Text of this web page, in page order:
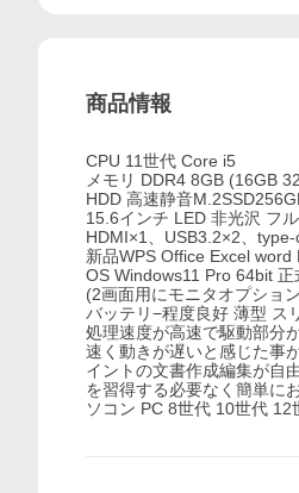
商品情報
CPU 11世代 Core i5
メモリ DDR4 8GB (16GB
HDD 高速静音
15.6インチ LED 非光沢 フ
HDMI×1、USB3.2×2、
新品WPS Office Excel word
OS Windows11 Pro 64bit 正
(2画面用にモニタオプショ
バッテリ−程度良好 薄型 ス
処理速度が高速で駆動部分
速く動きが遅いと感じた事
イントの文書作成編集が自
を習得する必要なく簡単に
ソコン PC 8世代 10世代